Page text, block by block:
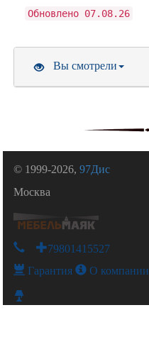
Обновлено 07.08.26
Вы смотрели
© 1999-2026,97Дис
Москва
+79801415527
Гарантия О компании